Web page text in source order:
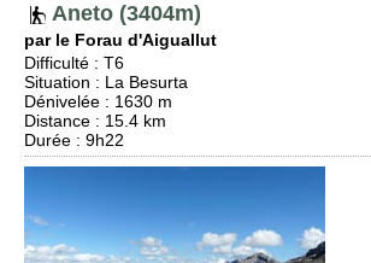
Aneto (3404m)
par le Forau d'Aiguallut
Difficulté : T6
Situation : La Besurta
Dénivelée : 1630 m
Distance : 15.4 km
Durée : 9h22